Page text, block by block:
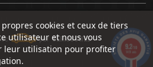
cookies et ceux de tiers
utilisateur et nous vous
leur utilisation pour profiter
par SERIOUSWEB
9.2/10
1491 avis